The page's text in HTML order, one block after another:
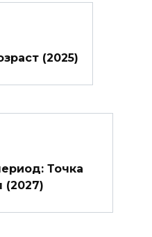
(2025)
Точка
(2027)